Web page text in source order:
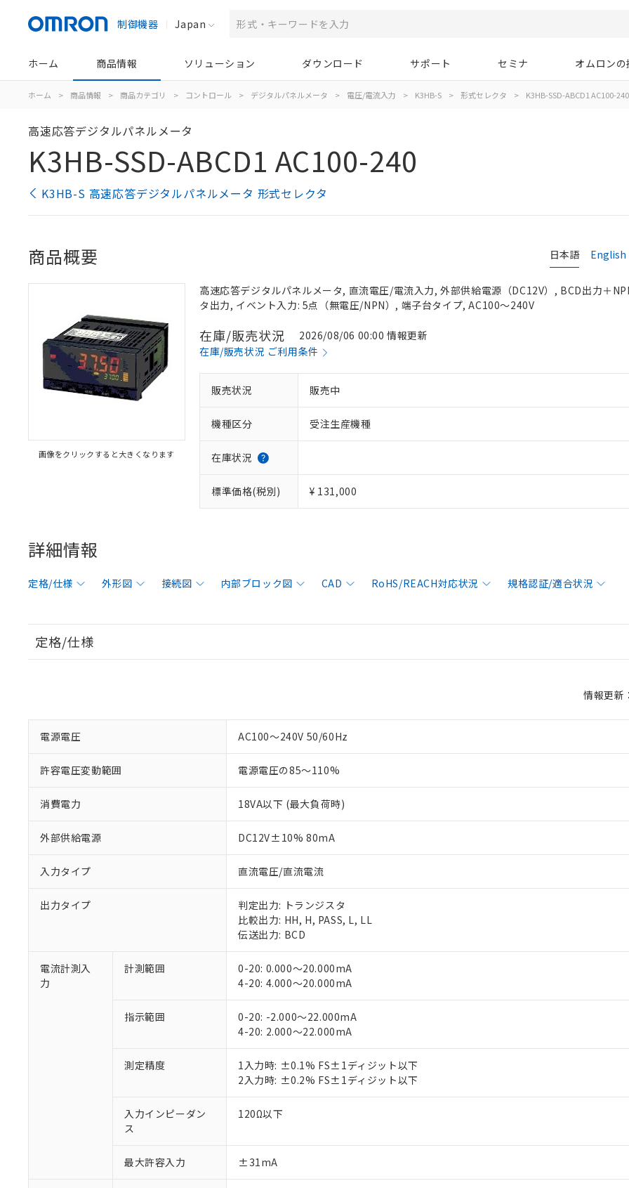
制御機器 Japan
ホーム 商品情報 ソリューション ダウンロード サポート セミナ オムロン
ホーム > 商品情報 > 商品カテゴリ > コントロール > デジタルパネルメータ > 電圧/電流入力 > K3HB-S > 形式セレクタ > K3HB-SSD-ABCD1 AC100-240
高速応答デジタルパネルメータ
K3HB-SSD-ABCD1 AC100-240
K3HB-S 高速応答デジタルパネルメータ 形式セレクタ
日本語 English
商品概要
画像をクリックすると大きくなります
高速応答デジタルパネルメータ, 直流電圧/電流入力, 外部供給電源（DC12V）, BCD出力＋
タ出力, イベント入力: 5点（無電圧/NPN）, 端子台タイプ, AC100～240V
在庫/販売状況
2026/08/06 00:00 情報更新
在庫/販売状況 ご利用条件
販売状況 販売中
機種区分 受注生産機種
在庫状況
標準価格(税別) ¥ 131,000
詳細情報
定格/仕様 外形図 接続図 内部ブロック図 CAD RoHS/REACH対応状況 規格認証/適合状況
定格/仕様
情報更
電源電圧 AC100～240V 50/60Hz
許容電圧変動範囲 電源電圧の85～110%
消費電力 18VA以下 (最大負荷時)
外部供給電源 DC12V±10% 80mA
入力タイプ 直流電圧/直流電流
出力タイプ
判定出力: トランジスタ
比較出力: HH, H, PASS, L, LL
伝送出力: BCD
電流計測入
力
計測範囲
0-20: 0.000～20.000mA
4-20: 4.000～20.000mA
指示範囲
0-20: -2.000～22.000mA
4-20: 2.000～22.000mA
測定精度
1入力時: ±0.1% FS±1ディジット以下
2入力時: ±0.2% FS±1ディジット以下
入力インピーダン
ス
120Ω以下
最大許容入力 ±31mA